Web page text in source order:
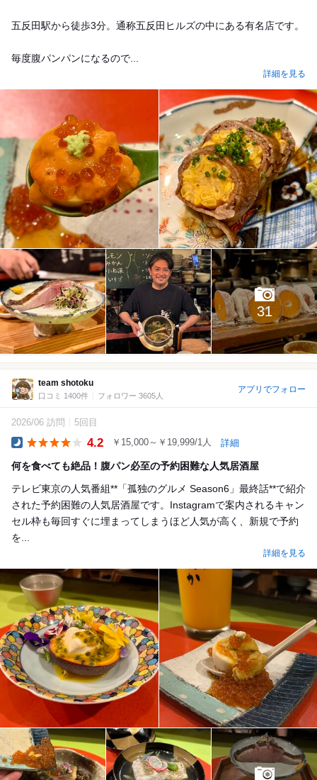
五反田駅から徒歩3分。通称五反田ヒルズの中にある有名店です。
毎度腹パンパンになるので...
詳細を見る
31
team shotoku
口コミ 1400件 フォロワー 3605人
アプリでフォロー
2026/06 訪問 5回目
4.2 ￥15,000～￥19,999/1人 詳細
何を食べても絶品！腹パン必至の予約困難な人気居酒屋
テレビ東京の人気番組**「孤独のグルメ Season6」最終話**で紹介
された予約困難の人気居酒屋です。Instagramで案内されるキャン
セル枠も毎回すぐに埋まってしまうほど人気が高く、新規で予約
を...
詳細を見る